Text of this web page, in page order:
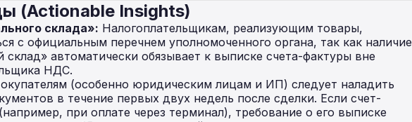
(Actionable Insights)
склада»: Налогоплательщикам, реализующим товары,
с официальным перечнем уполномоченного органа, так как наличие
автоматически обязывает к выписке счета-фактуры вне
НДС.
(особенно юридическим лицам и ИП) следует наладить
в течение первых двух недель после сделки. Если счет-
при оплате через терминал), требование о его выписке